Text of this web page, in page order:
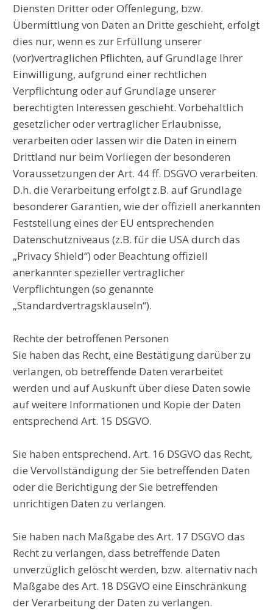
Diensten Dritter oder Offenlegung, bzw.
Übermittlung von Daten an Dritte geschieht, erfolgt
dies nur, wenn es zur Erfüllung unserer
(vor)vertraglichen Pflichten, auf Grundlage Ihrer
Einwilligung, aufgrund einer rechtlichen
Verpflichtung oder auf Grundlage unserer
berechtigten Interessen geschieht. Vorbehaltlich
gesetzlicher oder vertraglicher Erlaubnisse,
verarbeiten oder lassen wir die Daten in einem
Drittland nur beim Vorliegen der besonderen
Voraussetzungen der Art. 44 ff. DSGVO verarbeiten.
D.h. die Verarbeitung erfolgt z.B. auf Grundlage
besonderer Garantien, wie der offiziell anerkannten
Feststellung eines der EU entsprechenden
Datenschutzniveaus (z.B. für die USA durch das
„Privacy Shield“) oder Beachtung offiziell
anerkannter spezieller vertraglicher
Verpflichtungen (so genannte
„Standardvertragsklauseln“).
Rechte der betroffenen Personen
Sie haben das Recht, eine Bestätigung darüber zu
verlangen, ob betreffende Daten verarbeitet
werden und auf Auskunft über diese Daten sowie
auf weitere Informationen und Kopie der Daten
entsprechend Art. 15 DSGVO.
Sie haben entsprechend. Art. 16 DSGVO das Recht,
die Vervollständigung der Sie betreffenden Daten
oder die Berichtigung der Sie betreffenden
unrichtigen Daten zu verlangen.
Sie haben nach Maßgabe des Art. 17 DSGVO das
Recht zu verlangen, dass betreffende Daten
unverzüglich gelöscht werden, bzw. alternativ nach
Maßgabe des Art. 18 DSGVO eine Einschränkung
der Verarbeitung der Daten zu verlangen.